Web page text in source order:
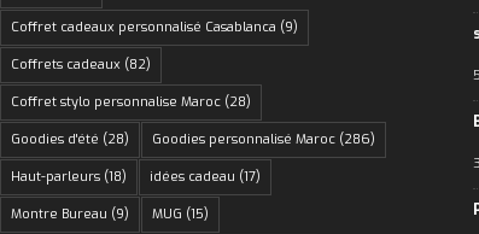
Coffret cadeaux personnalisé Casablanca (9)
Coffrets cadeaux (82)
Coffret stylo personnalise Maroc (28)
Goodies d'été (28) Goodies personnalisé Maroc (286)
Haut-parleurs (18) idées cadeau (17)
Montre Bureau (9) MUG (15)